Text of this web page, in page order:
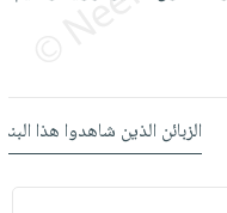
الزبائن الذين شاهدوا هذا